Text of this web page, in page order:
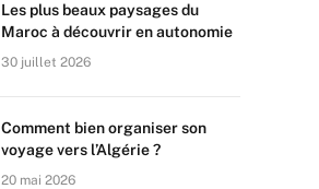
Les plus beaux paysages du
Maroc à découvrir en autonomie
30 juillet 2026
Comment bien organiser son
voyage vers l’Algérie ?
20 mai 2026